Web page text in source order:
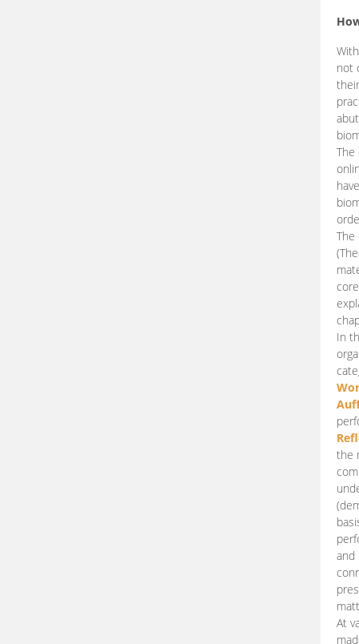
not
The
In
the
and
At